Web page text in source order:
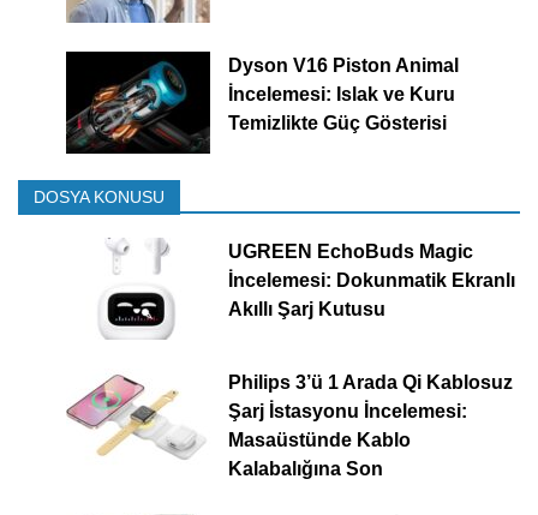
Dyson V16 Piston Animal
İncelemesi: Islak ve Kuru
Temizlikte Güç Gösterisi
DOSYA KONUSU
UGREEN EchoBuds Magic
İncelemesi: Dokunmatik Ekranlı
Akıllı Şarj Kutusu
Philips 3’ü 1 Arada Qi Kablosuz
Şarj İstasyonu İncelemesi:
Masaüstünde Kablo
Kalabalığına Son